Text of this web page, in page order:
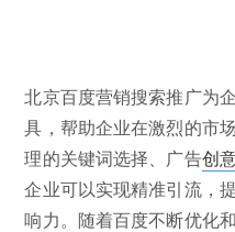
北京百度营销搜索推广为
具，帮助企业在激烈的市
理的关键词选择、广告创
企业可以实现精准引流，
响力。随着百度不断优化